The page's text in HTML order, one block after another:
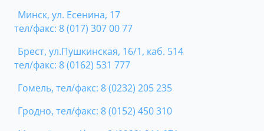
Минск, ул. Есенина, 17
тел/факс: 8 (017) 307 00 77
Брест, ул.Пушкинская, 16/1, каб. 514
тел/факс: 8 (0162) 531 777
Гомель, тел/факс: 8 (0232) 205 235
Гродно, тел/факс: 8 (0152) 450 310